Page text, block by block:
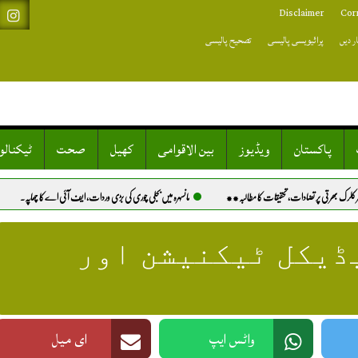
Disclaimer
دیں پرائیویسی پالیسی
تصحیح پالیسی
پاکستان ویڈیوز بین الاقوامی کھیل صحت
کا مطالبہ** مانسہرہ میں بجلی چوری کی بڑی وردات، ایف آئی اے کا چھاپہ. خیرپور: کتے کے کاٹنے
ٹیکنیشن اور
واٹس ایپ ای میل